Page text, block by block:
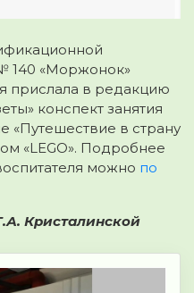
140 «Моржонок»
прислала в редакцию
конспект занятия
в страну
«LEGO». Подробнее
можно по
Кристалинской